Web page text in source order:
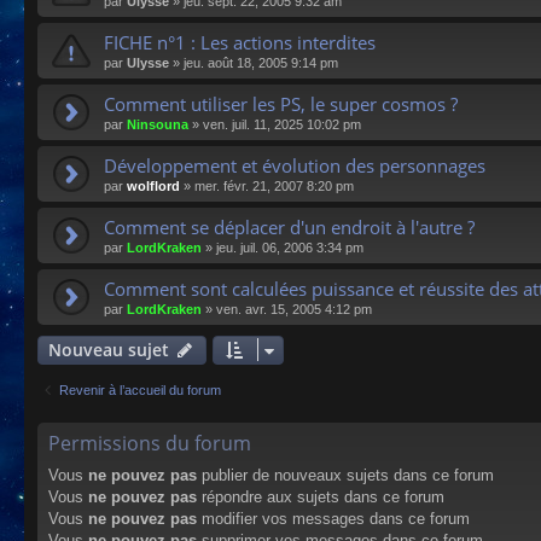
FICHE n°1 : Les actions interdites
par Ulysse » jeu. août 18, 2005 9:14 pm
Comment utiliser les PS, le super cosmos ?
par Ninsouna » ven. juil. 11, 2025 10:02 pm
Développement et évolution des personnages
par wolflord » mer. févr. 21, 2007 8:20 pm
Comment se déplacer d'un endroit à l'autre ?
par LordKraken » jeu. juil. 06, 2006 3:34 pm
Comment sont calculées puissance et réussite des
par LordKraken » ven. avr. 15, 2005 4:12 pm
Nouveau sujet
Revenir à l’accueil du forum
Permissions du forum
Vous ne pouvez pas publier de nouveaux sujets dans ce forum
Vous ne pouvez pas répondre aux sujets dans ce forum
Vous ne pouvez pas modifier vos messages dans ce forum